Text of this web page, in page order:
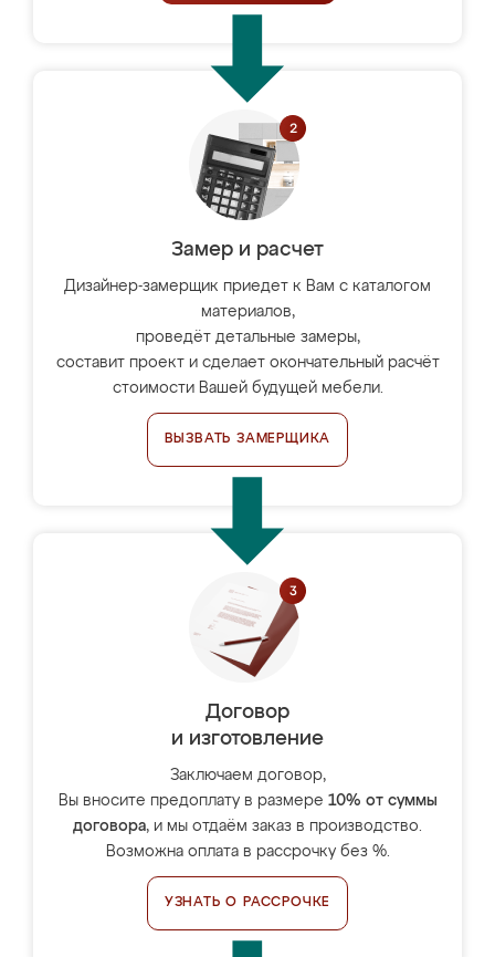
Замер и расчет
Дизайнер-замерщик приедет к Вам с каталогом
материалов,
проведёт детальные замеры,
составит проект и сделает окончательный расчёт
стоимости Вашей будущей мебели.
ВЫЗВАТЬ ЗАМЕРЩИКА
Договор
и изготовление
Заключаем договор,
Вы вносите предоплату в размере 10% от суммы
договора, и мы отдаём заказ в производство.
Возможна оплата в рассрочку без %.
УЗНАТЬ О РАССРОЧКЕ